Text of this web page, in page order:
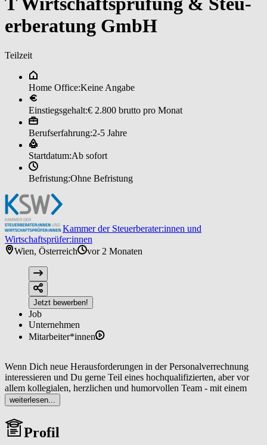
er­be­ra­tun­g GmbH
Teilzeit
Home Office:Keine Angabe
Einstiegsgehalt:€ 2.800 brutto pro Monat
Berufserfahrung:2-5 Jahre
Startdatum:Ab sofort
Befristung:Ohne Befristung
Kammer der Steuerberater:innen und
Wirtschaftsprüfer:innen
Wien, Österreich
vor 2 Monaten
Jetzt bewerben!
Job
Unternehmen
Mitarbeiter*innen
Wenn Dich neue Herausforderungen in der Personalverrechnung
interessieren und Du gerne Teil eines hochqualifizierten, aber vor
allem kollegialen, herzlichen und humorvollen Team - mit einem
sensationellen Blick über Wien - werden willst, dann melde Dich!
Unsere Kanzlei ist öffentlich gut erreichbar und liegt 5 Minuten von
der U-Bahn-Station Spittelau entfernt.
weiterlesen...
Profil